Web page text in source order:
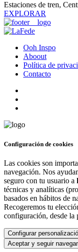
Estaciones de tren,
EXPLORAR
Ooh Inspo
Aboout
Política de
Contacto
Configuración de cookies
Las cookies son
navegación. Nos
seguro con tu usuario a
técnicas y analíticas
basados en hábitos de
Recogeremos tu
configuración, desde la
Configurar
Aceptar y seguir